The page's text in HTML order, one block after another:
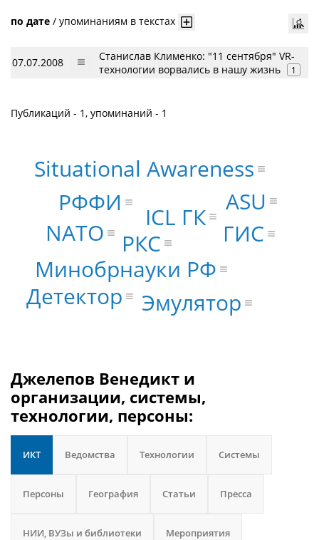
по дате / упоминаниям в текстах
07.07.2008
Станислав Клименко: "11 сентября" VR-
технологии ворвались в нашу жизнь
1
Публикаций - 1, упоминаний - 1
РКС
ICL ГК
Минобрнауки РФ
РФФИ
NATO
Situational Awareness
Детектор Эмулятор
ГИС
ASU
Джелепов Венедикт и
организации, системы,
технологии, персоны:
ИКТ Ведомства Технологии Системы
Персоны География Статьи Пресса
НИИ, ВУЗы и библиотеки Мероприятия